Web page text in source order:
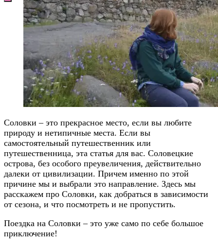
Соловки – это прекрасное место, если вы любите
природу и нетипичные места. Если вы
самостоятельный путешественник или
путешественница, эта статья для вас. Соловецкие
острова, без особого преувеличения, действительно
далеки от цивилизации. Причем именно по этой
причине мы и выбрали это направление. Здесь мы
расскажем про Соловки, как добраться в зависимости
от сезона, и что посмотреть и не пропустить.
Поездка на Соловки – это уже само по себе большое
приключение!